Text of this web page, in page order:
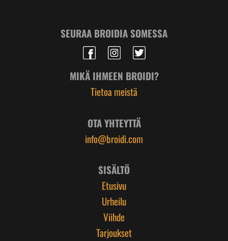
SEURAA BROIDIA SOMESSA
MIKÄ IHMEEN BROIDI?
Tietoa meistä
OTA YHTEYTTÄ
info@broidi.com
SISÄLTÖ
Etusivu
Urheilu
Viihde
Tarjoukset